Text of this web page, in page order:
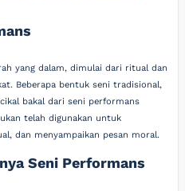
yang dalam, dimulai dari ritual dan
Beberapa bentuk seni tradisional,
bakal dari seni performans
telah digunakan untuk
dan menyampaikan pesan moral.
Seni Performans